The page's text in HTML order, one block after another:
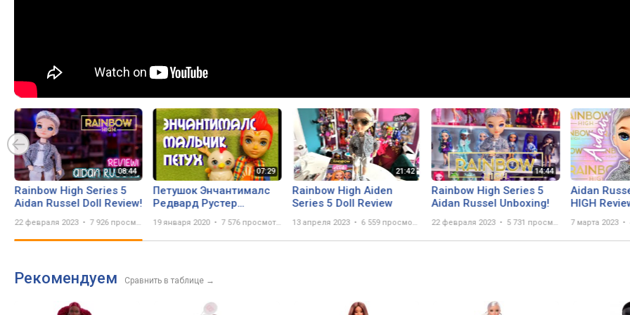
Rainbow High Series 5
Aidan Russel Doll Review!
22 февраля 2023 7 926 просмотров
Петушок Энчантималс
Редвард Рустер
Rooster & Cluck
19 января 2020 7 576 просмотров
Rainbow High Aiden
Series 5 Doll Review
13 апреля 2023 6 559 просмотров
Rainbow High Series 5
Aidan Russel Unboxing!
22 февраля 2023 5 731 просмотр
Aidan
HIGH
7 марта 2023
Рекомендуем Сравнить в таблице →